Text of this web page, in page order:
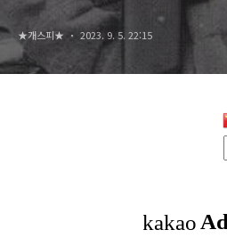
★개스피★ 2023. 9. 5. 22:15